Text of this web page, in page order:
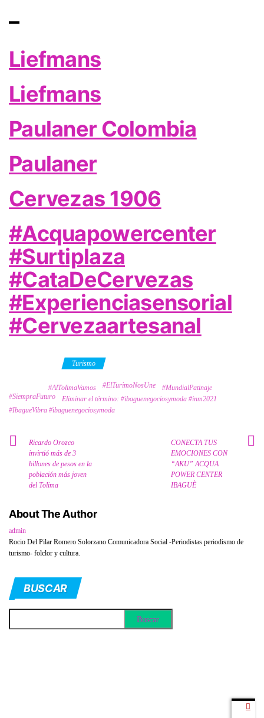
–
Liefmans
Liefmans
Paulaner Colombia
Paulaner
Cervezas 1906
#Acquapowercenter
#Surtiplaza
#CataDeCervezas
#Experienciasensorial
#Cervezaartesanal
Turismo
#AlTolimaVamos #ElTurimoNosUne
#MundialPatinaje
#SiempraFuturo
Eliminar el término: #ibaguenegociosymoda #inm2021
#IbagueVibra #ibaguenegociosymoda
Ricardo Orozco
invirtió más de 3
billones de pesos en la
población más joven
del Tolima
CONECTA TUS
EMOCIONES CON
“AKU” ACQUA
POWER CENTER
IBAGUÈ
About The Author
admin
Rocio Del Pilar Romero Solorzano Comunicadora Social -Periodistas periodismo de
turismo- folclor y cultura.
BUSCAR